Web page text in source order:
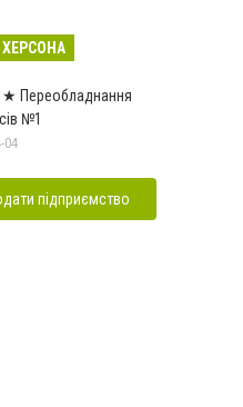
Переобладнання
№1
04
підприємство